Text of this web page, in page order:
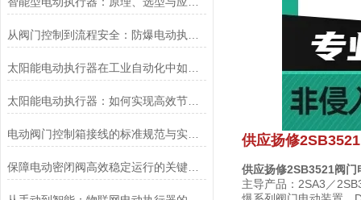
太阳能电动执行器：如何实现高效节能的自动化控制？
保障电动密闭阀高效稳定运行的关键举措
供应扬修
供应扬修2SB3521阀门
主导产品：2SA3／